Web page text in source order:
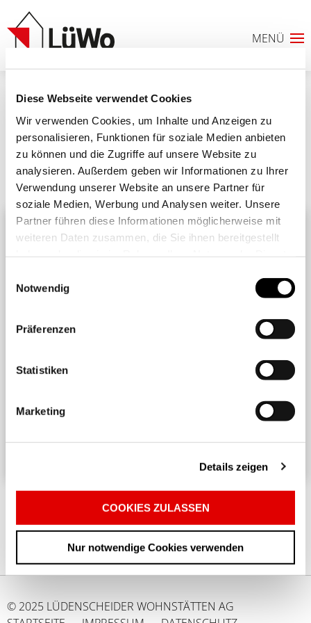
Diese Webseite verwendet Cookies
Wir verwenden Cookies, um Inhalte und Anzeigen zu
personalisieren, Funktionen für soziale Medien anbieten
zu können und die Zugriffe auf unsere Website zu
analysieren. Außerdem geben wir Informationen zu Ihrer
Verwendung unserer Website an unsere Partner für
soziale Medien, Werbung und Analysen weiter. Unsere
Partner führen diese Informationen möglicherweise mit
weiteren Daten zusammen, die Sie ihnen bereitgestellt
Cookies, wenn Sie unsere Webseite weiterhin nutzen.
Notwendig
Präferenzen
Statistiken
Marketing
Details zeigen
COOKIES ZULASSEN
Nur notwendige Cookies verwenden
IMG_20211125_142643
Ähnliche Beiträge Alle Beiträge
Harmonisches Wohnen untereinander
in einem Mehrparteienhaus erfordert
Rücksichtnahme und Achtsamkeit. ...
ANFRAGELISTE
© 2025 LÜDENSCHEIDER WOHNSTÄTTEN AG